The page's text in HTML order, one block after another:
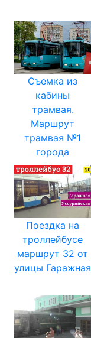
Съемка из
кабины
трамвая.
Маршрут
трамвая №1
города
Поездка на
троллейбусе
маршрут 32 от
улицы Гаражная